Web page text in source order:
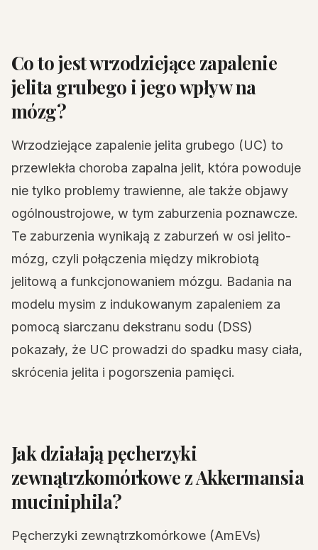
Co to jest wrzodziejące zapalenie
jelita grubego i jego wpływ na
mózg?
Wrzodziejące zapalenie jelita grubego (UC) to
przewlekła choroba zapalna jelit, która powoduje
nie tylko problemy trawienne, ale także objawy
ogólnoustrojowe, w tym zaburzenia poznawcze.
Te zaburzenia wynikają z zaburzeń w osi jelito-
mózg, czyli połączenia między mikrobiotą
jelitową a funkcjonowaniem mózgu. Badania na
modelu mysim z indukowanym zapaleniem za
pomocą siarczanu dekstranu sodu (DSS)
pokazały, że UC prowadzi do spadku masy ciała,
skrócenia jelita i pogorszenia pamięci.
Jak działają pęcherzyki
zewnątrzkomórkowe z Akkermansia
muciniphila?
Pęcherzyki zewnątrzkomórkowe (AmEVs)